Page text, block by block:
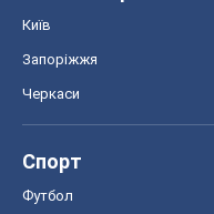
Київ
Запоріжжя
Черкаси
Спорт
Футбол